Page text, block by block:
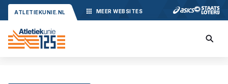
ATLETIEKUNIE.NL MEER WEBSITES